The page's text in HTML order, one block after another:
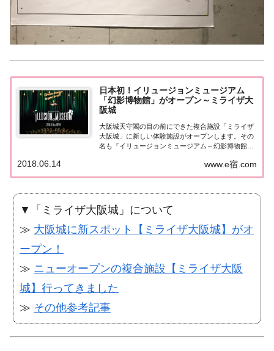
日本初！イリュージョンミュージアム
「幻影博物館」がオープン～ミライザ大
阪城
大阪城天守閣の目の前にできた複合施設「ミライザ
大阪城」に新しい体験施設がオープンします。その
名も『イリュージョンミュージアム～幻影博物館
界各国のマジックに関する資料の展示や、最新のイ
リュージョンの体験、そしてマジックショーが楽し
www.e宿.com
2018.06.14
▼「ミライザ大阪城」について
≫ 大阪城に新スポット【ミライザ大阪城】がオ
ープン！
≫ ニューオープンの複合施設【ミライザ大阪
城】行ってきました
≫ その他参考記事